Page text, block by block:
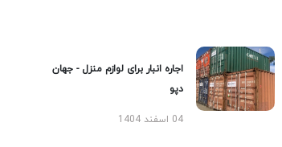
اجاره انبار برای لوازم منزل - جهان
دپو
04 اسفند 1404